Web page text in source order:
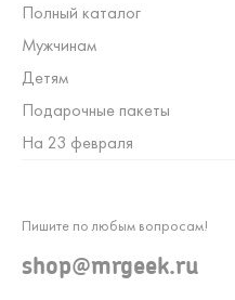
Полный каталог
Мужчинам
Детям
Подарочные пакеты
На 23 февраля
Пишите по любым вопросам!
shop@mrgeek.ru